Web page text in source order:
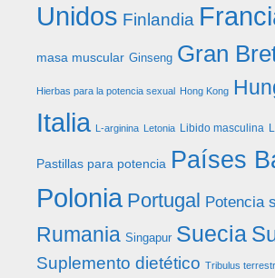
Unidos Finlandia
masa muscular Ginseng Gran
Hierbas para la potencia sexual Hong Kong
Italia L-arginina Letonia Libido masculina
Pastillas para potencia Países
Polonia Portugal Potencia
Rumania Singapur Suecia
Suplemento dietético Tribulus